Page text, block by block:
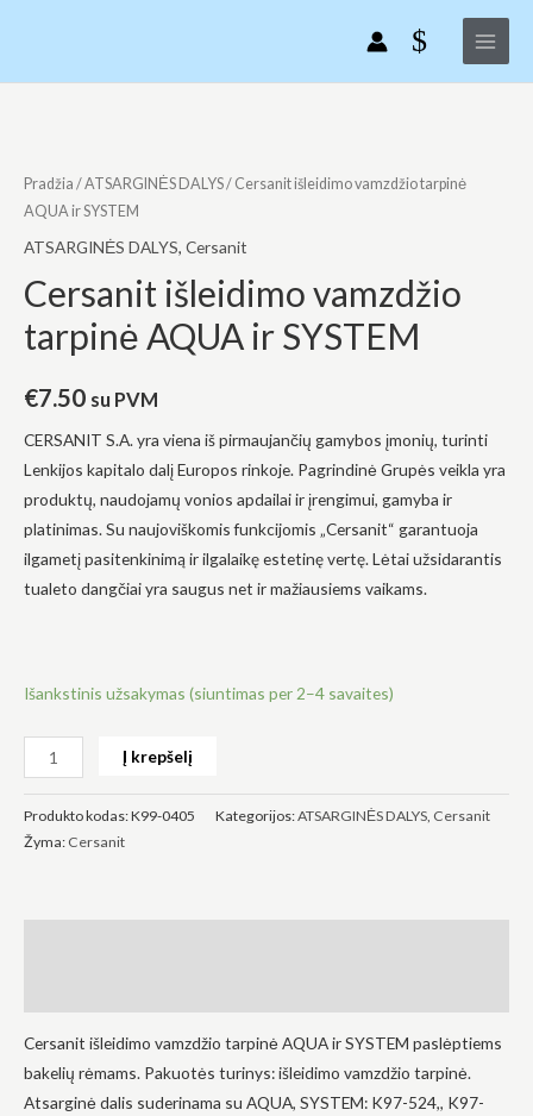
Main
Menu
Pradžia /ATSARGINĖS DALYS/ Cersanit išleidimo vamzdžio tarpinė
AQUA ir SYSTEM
ATSARGINĖS DALYS, Cersanit
Cersanit išleidimo vamzdžio
tarpinė AQUA ir SYSTEM
€7.50 su PVM
CERSANIT S.A. yra viena iš pirmaujančių gamybos įmonių, turinti
Lenkijos kapitalo dalį Europos rinkoje. Pagrindinė Grupės veikla yra
produktų, naudojamų vonios apdailai ir įrengimui, gamyba ir
platinimas. Su naujoviškomis funkcijomis „Cersanit“ garantuoja
ilgametį pasitenkinimą ir ilgalaikę estetinę vertę. Lėtai užsidarantis
tualeto dangčiai yra saugus net ir mažiausiems vaikams.
Išankstinis užsakymas (siuntimas per 2–4 savaites)
Cersanit
išleidimo
vamzdžio
AQUA
ir
SYSTEM
Į krepšelį
Produkto kodas:K99-0405 Kategorijos:ATSARGINĖS DALYS Cersanit
Žyma: Cersanit
Cersanit išleidimo vamzdžio tarpinė AQUA ir SYSTEM paslėptiems
bakelių rėmams. Pakuotės turinys: išleidimo vamzdžio tarpinė.
Atsarginė dalis suderinama su AQUA, SYSTEM: K97-524,, K97-
Šie
privalomi.
kad
svetainė
ir struktūrą,
atsižvelgdami
į tai, kaip
svetainė yra
AQUA